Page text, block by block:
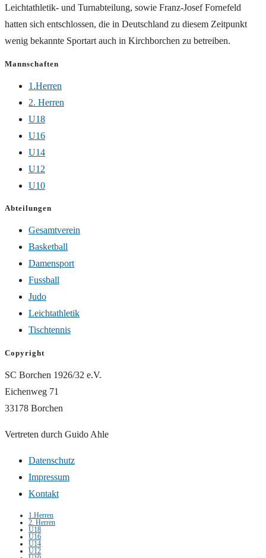
Leichtathletik- und Turnabteilung, sowie Franz-Josef Fornefeld
hatten sich entschlossen, die in Deutschland zu diesem Zeitpunkt
wenig bekannte Sportart auch in Kirchborchen zu betreiben.
Mannschaften
1.Herren
2. Herren
U18
U16
U14
U12
U10
Abteilungen
Gesamtverein
Basketball
Damensport
Fussball
Judo
Leichtathletik
Tischtennis
Copyright
SC Borchen 1926/32 e.V.
Eichenweg 71
33178 Borchen
Vertreten durch Guido Ahle
Datenschutz
Impressum
Kontakt
1.Herren
2. Herren
U18
U16
U14
U12